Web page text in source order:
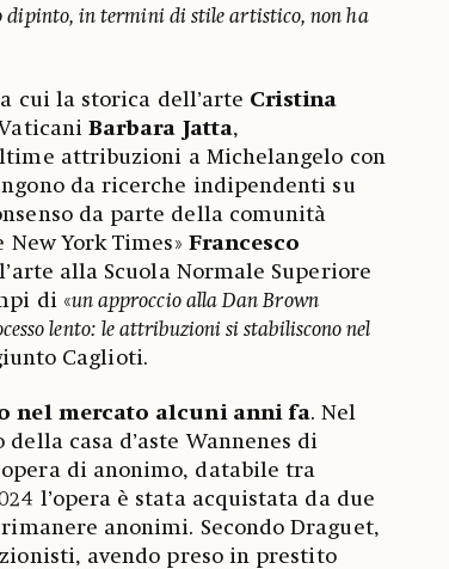
dipinto, in termini di stile artistico, non ha
cui la storica dell’arte Cristina
Barbara Jatta,
attribuzioni a Michelangelo con
da ricerche indipendenti su
da parte della comunità
York Times» Francesco
alla Scuola Normale Superiore
di «un approccio alla Dan Brown
lento: le attribuzioni si stabiliscono nel
Caglioti.
nel mercato alcuni anni fa. Nel
casa d’aste Wannenes di
di anonimo, databile tra
l’opera è stata acquistata da due
anonimi. Secondo Draguet,
avendo preso in prestito